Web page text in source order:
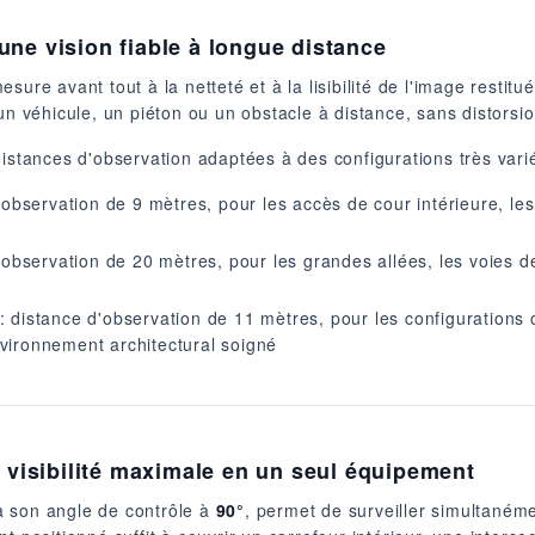
vision fiable à longue distance
avant tout à la netteté et à la lisibilité de l'image
véhicule, un piéton ou un obstacle à distance, sans
d'observation adaptées à des configurations très
de 9 mètres, pour les accès de cour intérieure,
de 20 mètres, pour les grandes allées, les voies
d'observation de 11 mètres, pour les configurations
architectural soigné
maximale en un seul équipement
son angle de contrôle à 90°, permet de surveiller